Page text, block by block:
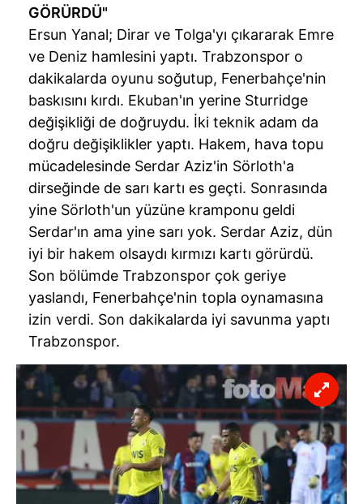
GÖRÜRDÜ"
Ersun Yanal; Dirar ve Tolga'yı çıkararak Emre
ve Deniz hamlesini yaptı. Trabzonspor o
dakikalarda oyunu soğutup, Fenerbahçe'nin
baskısını kırdı. Ekuban'ın yerine Sturridge
değişikliği de doğruydu. İki teknik adam da
doğru değişiklikler yaptı. Hakem, hava topu
mücadelesinde Serdar Aziz'in Sörloth'a
dirseğinde de sarı kartı es geçti. Sonrasında
yine Sörloth'un yüzüne kramponu geldi
Serdar'ın ama yine sarı yok. Serdar Aziz, dün
iyi bir hakem olsaydı kırmızı kartı görürdü.
Son bölümde Trabzonspor çok geriye
yaslandı, Fenerbahçe'nin topla oynamasına
izin verdi. Son dakikalarda iyi savunma yaptı
Trabzonspor.